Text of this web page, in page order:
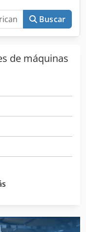
Buscar
de máquinas